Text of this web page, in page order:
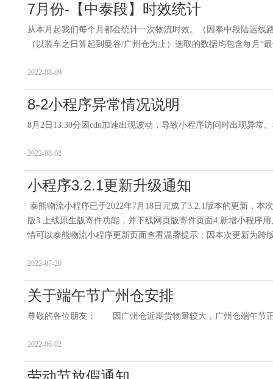
7月份-【中泰段】时效统计
从本月起我们每个月都会统计一次物流时效。（因泰中段陆运
（以装车之日算起到曼谷/广州仓为止）选取的数据均包含每月“
2022-08-09
8-2小程序异常情况说明
8月2日13:30分因cdn加速出现波动，导致小程序访问时出现异常
2022-08-02
小程序3.2.1更新升级通知
泰熊物流小程序已于2022年7月18日完成了3.2.1版本的更新，
版3.上线原生版寄件功能，并下线网页版寄件页面4.新增小程序
情可以泰熊物流小程序更新页面查看温馨提示：因本次更新为跨
2022-07-20
关于端午节广州仓安排
尊敬的各位朋友： 因广州仓近期货物量较大，广州仓端午节正
2022-06-02